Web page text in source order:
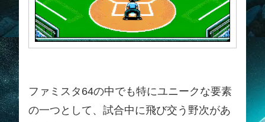
ファミスタ64の中でも特にユニークな要素
の一つとして、試合中に飛び交う野次があ